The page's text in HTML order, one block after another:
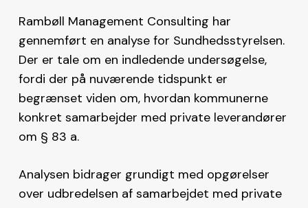
Rambøll Management Consulting har
gennemført en analyse for Sundhedsstyrelsen.
Der er tale om en indledende undersøgelse,
fordi der på nuværende tidspunkt er
begrænset viden om, hvordan kommunerne
konkret samarbejder med private leverandører
om § 83 a.
Analysen bidrager grundigt med opgørelser
over udbredelsen af samarbejdet med private